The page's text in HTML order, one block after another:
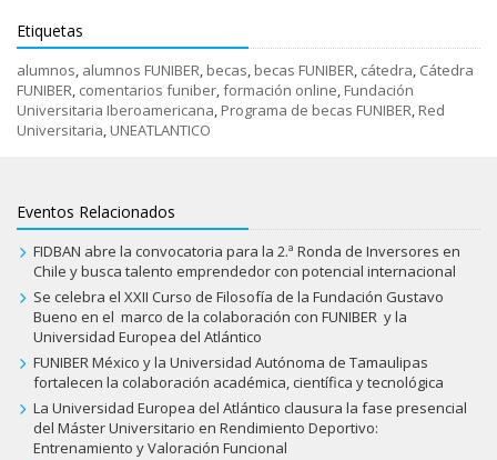
Etiquetas
alumnos, alumnos FUNIBER, becas, becas FUNIBER, cátedra, Cátedra
FUNIBER, comentarios funiber,formación online, Fundación
Universitaria Iberoamericana, Programa de becas FUNIBER, Red
Universitaria, UNEATLANTICO
Eventos Relacionados
FIDBAN abre la convocatoria para la 2.ª Ronda de Inversores en
Chile y busca talento emprendedor con potencial internacional
Se celebra el XXII Curso de Filosofía de la Fundación Gustavo
Bueno en el marco de la colaboración con FUNIBER y la
Universidad Europea del Atlántico
FUNIBER México y la Universidad Autónoma de Tamaulipas
fortalecen la colaboración académica, científica y tecnológica
La Universidad Europea del Atlántico clausura la fase presencial
del Máster Universitario en Rendimiento Deportivo:
Entrenamiento y Valoración Funcional